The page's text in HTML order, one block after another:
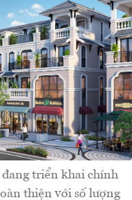
triển khai chính
thiện với số lượng